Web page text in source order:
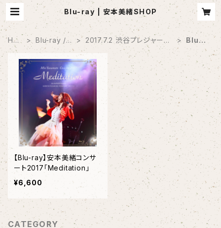
Blu-ray | 安本美緒SHOP
HO
ME
Blu-ray / D
VD
2017.7.2 渋谷プレジャープ
レジャー
Blu-r
ay
【Blu-ray】安本美緒コンサ
ート2017「Meditation」
¥6,600
CATEGORY